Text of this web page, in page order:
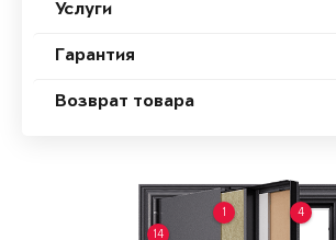
Услуги
Гарантия
Возврат товара
1 4
14